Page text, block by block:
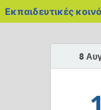
Εκπαιδευτικές
8